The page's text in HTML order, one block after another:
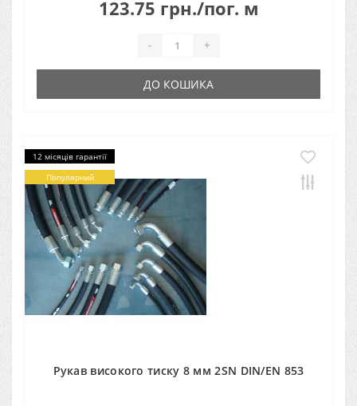
123.75 грн./пог. м
- +
ДО КОШИКА
12 місяців гарантії
Популярний
Рукав високого тиску 8 мм 2SN DIN/EN 853